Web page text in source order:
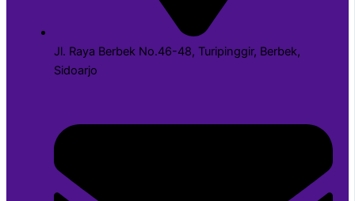
Jl. Raya Berbek No.46-48, Turipinggir, Berbek,
Sidoarjo